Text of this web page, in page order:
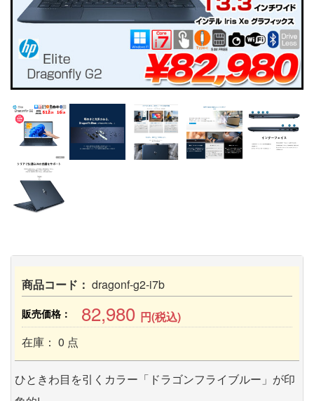
商品コード： dragonf-g2-i7b
販売価格： 82,980 円(税込)
在庫： 0 点
ひときわ目を引くカラー「ドラゴンフライブルー」が印